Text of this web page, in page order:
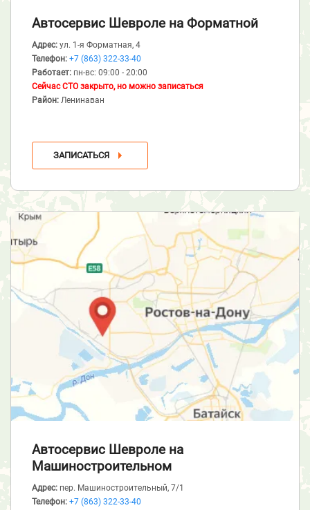
Автосервис Шевроле на Форматной
Адрес: ул. 1-я Форматная, 4
Телефон: +7 (863) 322-33-40
Работает: пн-вс: 09:00 - 20:00
Сейчас СТО закрыто, но можно записаться
Район: Ленинаван
ЗАПИСАТЬСЯ
Автосервис Шевроле на
Машиностроительном
Адрес: пер. Машиностроительный, 7/1
Телефон: +7 (863) 322-33-40